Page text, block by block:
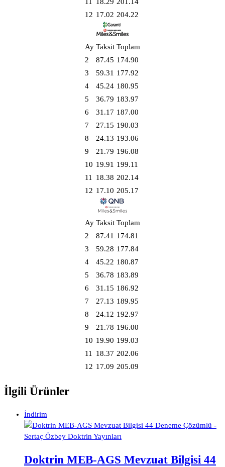
12 17.02 204.22
Ay Taksit Toplam
2
87.45 174.90
3
59.31 177.92
4
45.24 180.95
5
36.79 183.97
6
31.17 187.00
7
27.15 190.03
8
24.13 193.06
9
21.79 196.08
10 19.91 199.11
11
18.38 202.14
12 17.10 205.17
Ay Taksit Toplam
2
87.41 174.81
3
59.28 177.84
4
45.22 180.87
5
36.78 183.89
6
31.15 186.92
7
27.13 189.95
8
24.12 192.97
9
21.78 196.00
10 19.90 199.03
11
18.37 202.06
12 17.09 205.09
İlgili Ürünler
İndirim
Doktrin MEB-AGS Mevzuat Bilgisi 44